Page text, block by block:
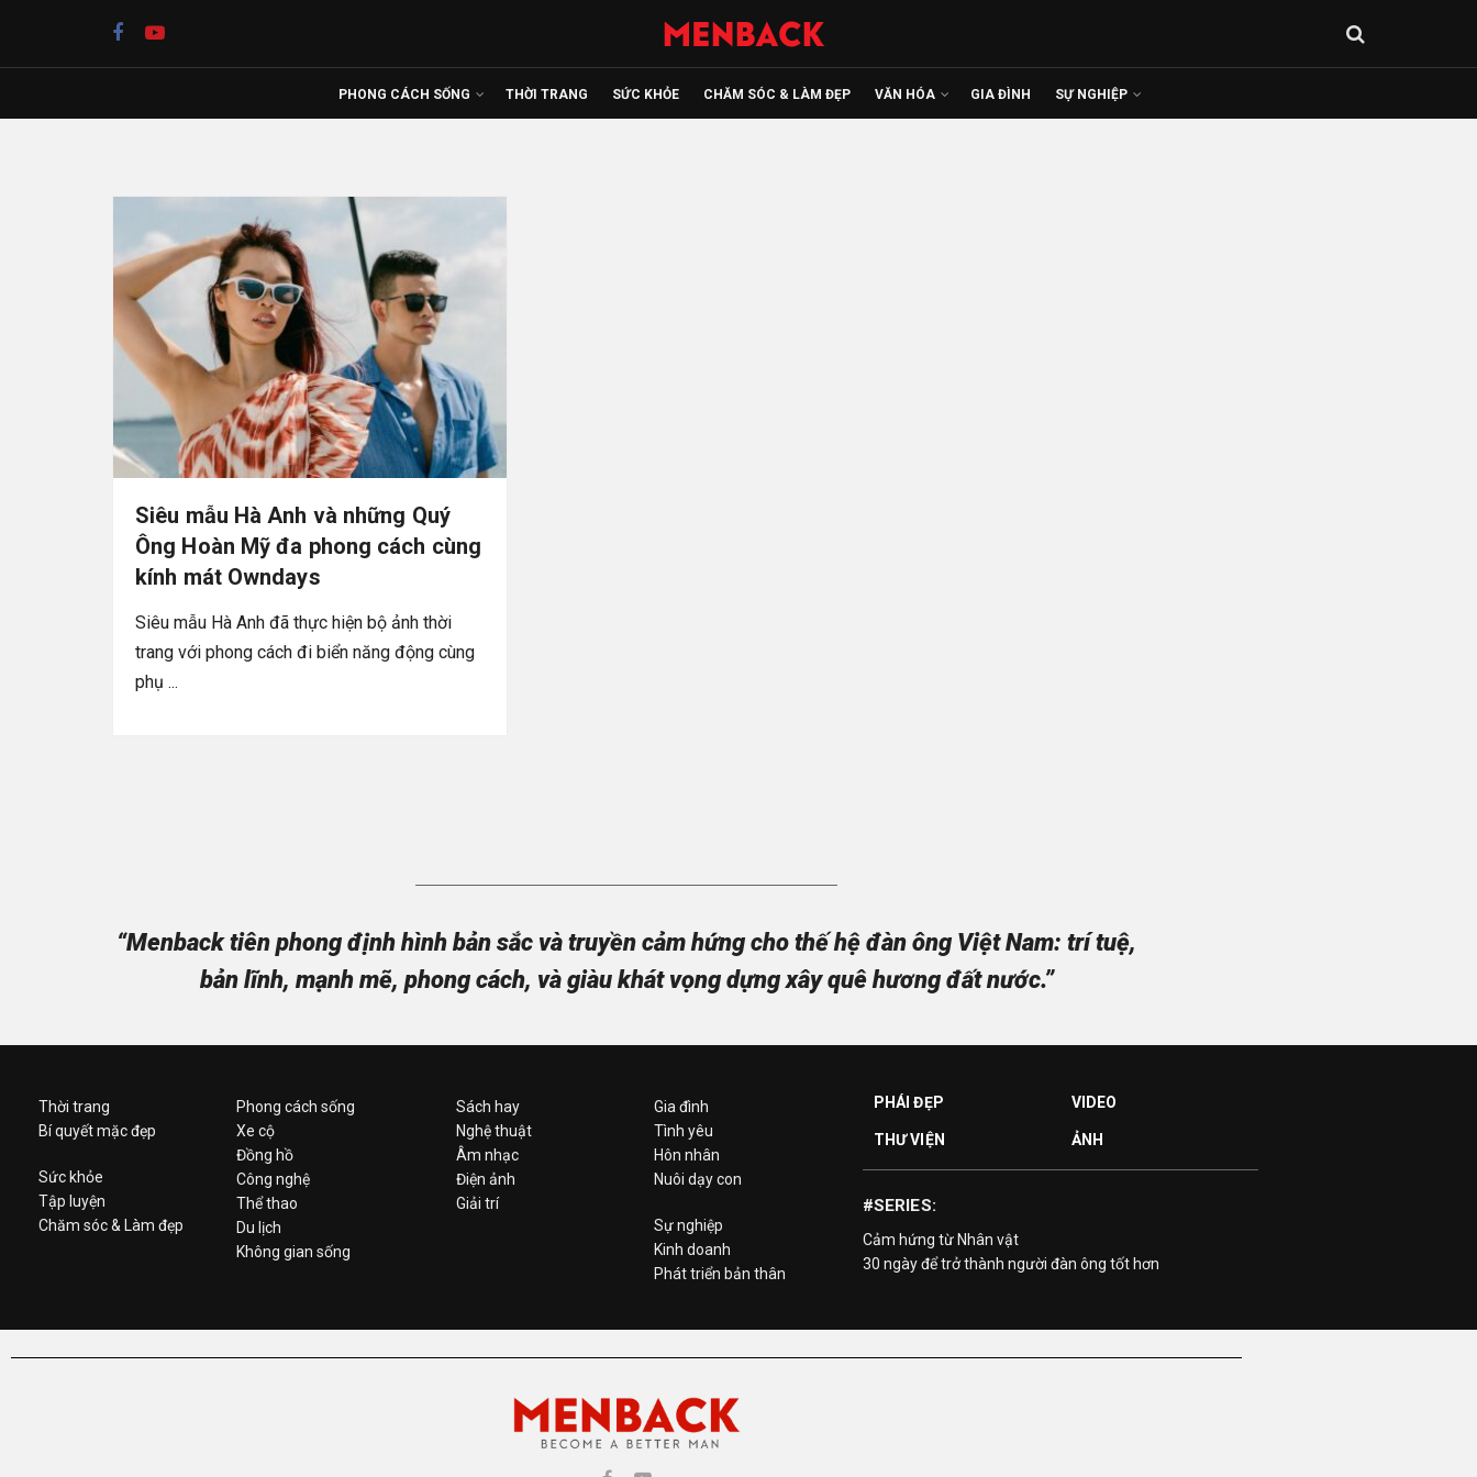
PHONG CÁCH SỐNG THỜI TRANG SỨC KHỎE CHĂM SÓC & LÀM ĐẸP VĂN HÓA GIA ĐÌNH SỰ NGHIỆP
Siêu mẫu Hà Anh và những Quý
Ông Hoàn Mỹ đa phong cách cùng
kính mát Owndays
Siêu mẫu Hà Anh đã thực hiện bộ ảnh thời
trang với phong cách đi biển năng động cùng
phụ ...
“Menback tiên phong định hình bản sắc và truyền cảm hứng cho thế hệ đàn ông Việt Nam: trí tuệ,
bản lĩnh, mạnh mẽ, phong cách, và giàu khát vọng dựng xây quê hương đất nước.”
Thời trang
Bí quyết mặc đẹp
Sức khỏe
Tập luyện
Chăm sóc & Làm đẹp
Phong cách sống
Xe cộ
Đồng hồ
Công nghệ
Thể thao
Du lịch
Không gian sống
Sách hay
Nghệ thuật
Âm nhạc
Điện ảnh
Giải trí
Gia đình
Tình yêu
Hôn nhân
Nuôi dạy con
Sự nghiệp
Kinh doanh
Phát triển bản thân
PHÁI ĐẸP
THƯ VIỆN
VIDEO
ẢNH
#SERIES:
Cảm hứng từ Nhân vật
30 ngày để trở thành người đàn ông tốt hơn